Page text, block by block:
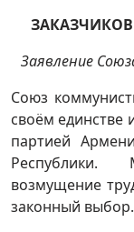
Заявление
Союз
своём единстве
партией
Республики.
возмущение
законный выбор.